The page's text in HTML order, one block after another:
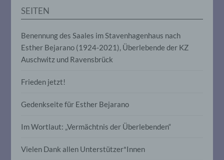
SEITEN
Benennung des Saales im Stavenhagenhaus nach
Esther Bejarano (1924-2021), Überlebende der KZ
Auschwitz und Ravensbrück
Frieden jetzt!
Gedenkseite für Esther Bejarano
Im Wortlaut: „Vermächtnis der Überlebenden“
Vielen Dank allen Unterstützer*Innen
im Zusammenhang mit
personenbezogenen Daten wie das
Erheben, das Erfassen, die Organisation,
das Ordnen, die Speicherung, die
Anpassung oder Veränderung, das
Verbreitung oder eine andere Form der
Verknüpfung, die Einschränkung, das